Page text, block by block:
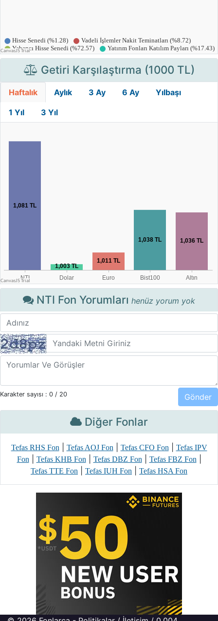
Getiri Karşılaştırma (1000 TL)
Haftalık Aylık 3 Ay 6 Ay Yılbaşı
1 Yıl 3 Yıl
NTI Fon Yorumları henüz yorum yok
Karakter sayısı : 0 / 20
Diğer Fonlar
Tefas RHS Fon| Tefas AOJ Fon| Tefas CFO Fon|
Tefas IPV
Fon| Tefas KHB Fon| Tefas DBZ Fon| Tefas FBZ Fon|
Tefas TTE Fon Tefas IUH Fon Tefas HSA Fon